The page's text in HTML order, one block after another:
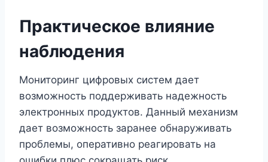
Практическое влияние
наблюдения
Мониторинг цифровых систем дает
возможность поддерживать надежность
электронных продуктов. Данный механизм
дает возможность заранее обнаруживать
проблемы, оперативно реагировать на